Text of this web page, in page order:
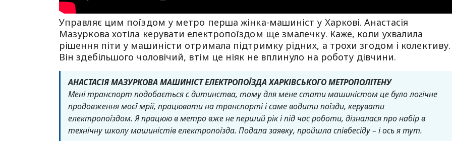
Управляє цим поїздом у метро перша жінка-машиніст у Харкові. Анастасія
Мазуркова хотіла керувати електропоїздом ще змалечку. Каже, коли ухвалила
рішення піти у машиністи отримала підтримку рідних, а трохи згодом і колективу.
Він здебільшого чоловічий, втім це ніяк не вплинуло на роботу дівчини.
АНАСТАСІЯ МАЗУРКОВА МАШИНІСТ ЕЛЕКТРОПОЇЗДА ХАРКІВСЬКОГО МЕТРОПОЛІТЕНУ
Мені транспорт подобається с дитинства, тому для мене стати машиністом це було логічне
продовження моєї мрії, працювати на транспорті і саме водити поїзди, керувати
електропоїздом. Я працюю в метро вже не перший рік і під час роботи, дізналася про набір в
технічну школу машиністів електропоїзда. Подала заявку, пройшла співбесіду – і ось я тут.